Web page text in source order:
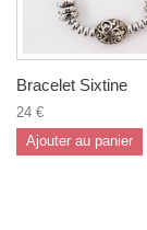
Bracelet Sixtine
24 €
Ajouter au panier